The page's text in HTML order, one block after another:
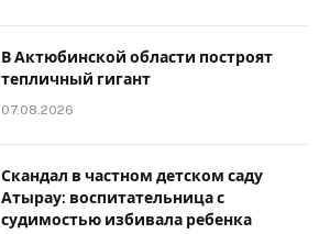
В Актюбинской области построят
тепличный гигант
07.08.2026
Скандал в частном детском саду
Атырау: воспитательница с
судимостью избивала ребенка